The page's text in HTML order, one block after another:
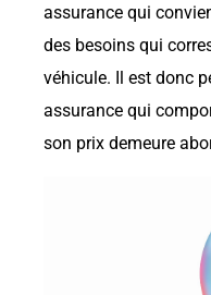
assurance qui
des besoins qui
véhicule. Il est donc
assurance qui
son prix demeure